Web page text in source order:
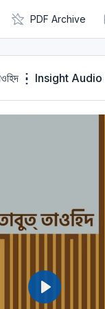
PDF Archive
তাওহিদ ┇ Insight
P